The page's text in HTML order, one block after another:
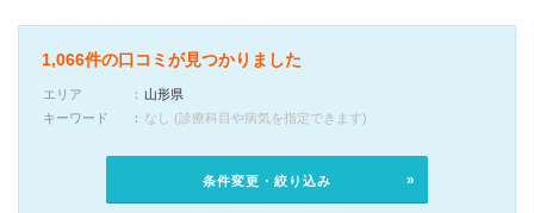
1,066件の口コミが見つかりました
エリア
山形県
キーワード
なし (診療科目や病気を指定できます)
条件変更・絞り込み